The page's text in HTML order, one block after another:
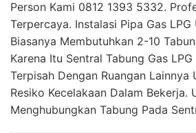
Person Kami 0812 1393 5332.
Terpercaya. Instalasi Pipa Gas
Biasanya Membutuhkan 2-10
Karena Itu Sentral Tabung Gas
Terpisah Dengan Ruangan
Resiko Kecelakaan Dalam Bekerja.
Menghubungkan Tabung Pada